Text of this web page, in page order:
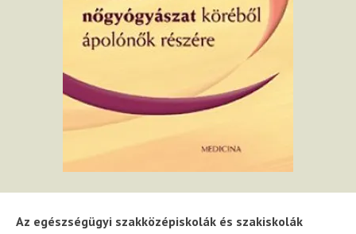
Az egészségügyi szakközépiskolák és szakiskolák